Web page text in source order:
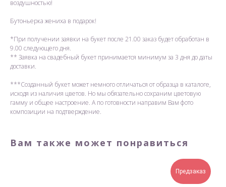
воздушностью!
Бутоньерка жениха в подарок!
*При получении заявки на букет после 21.00 заказ будет обработан в
9.00 следующего дня.
** Заявка на свадебный букет принимается минимум за 3 дня до даты
доставки.
***Созданный букет может немного отличаться от образца в каталоге,
исходя из наличия цветов. Но мы обязательно сохраним цветовую
гамму и общее настроение. А по готовности направим Вам фото
композиции на подтверждение.
Вам также может понравиться
Предзаказ